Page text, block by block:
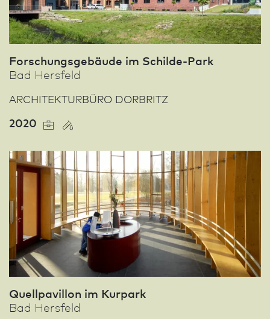
Forschungsgebäude im Schilde-Park
Bad Hersfeld
ARCHITEKTURBÜRO DORBRITZ
2020
Quellpavillon im Kurpark
Bad Hersfeld